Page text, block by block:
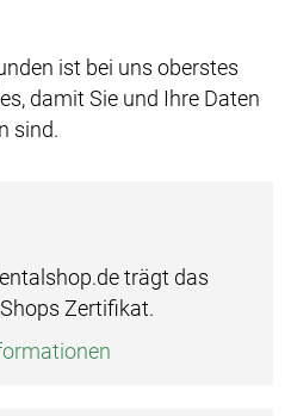
ist bei uns oberstes
damit Sie und Ihre Daten
sind.
trägt das
Zertifikat.